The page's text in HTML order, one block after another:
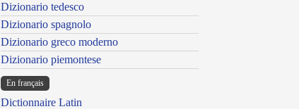
Dizionario tedesco
Dizionario spagnolo
Dizionario greco moderno
Dizionario piemontese
En français
Dictionnaire Latin